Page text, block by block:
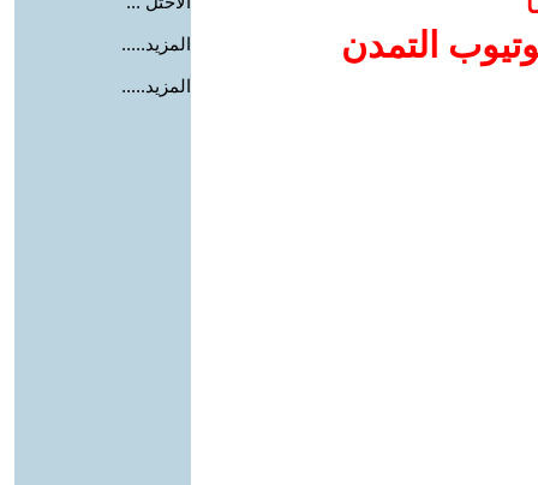
التمدن
المزيد.....
المزيد.....